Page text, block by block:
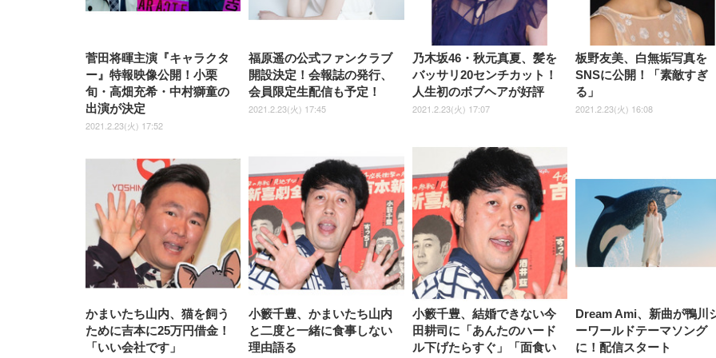
しゃれ パソコンチェア (ブラ
ック)
ゃれ パソコンチェア (ホワイ
ト)
菅田将暉主演『キャラクタ
ー』特報映像公開！小栗
旬・高畑充希・中村獅童の
出演が決定
2021.2.23(火) 17:52
福原遥の公式ファンクラブ
開設決定！会報誌の発行、
会員限定生配信も予定！
2021.2.23(火) 17:45
乃木坂46・秋元真夏、髪を
バッサリ20センチカット！
人生初のボブヘアが好評
2021.2.23(火) 17:07
板野友美、白無垢写真を
SNSに公開！「素敵すぎ
る」
2021.2.23(火) 16:08
かまいたち山内、猫を飼う
ために吉本に25万円借金！
「いい会社です」
小籔千豊、かまいたち山内
と二度と一緒に食事しない
理由語る
小籔千豊、結婚できない今
田耕司に「あんたのハード
ル下げたらすぐ」「面食い
Dream Ami、新曲が鴨川
ーワールドテーマソング
に！配信スタート